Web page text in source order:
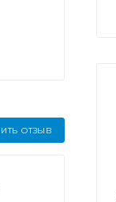
ОТЗЫВ